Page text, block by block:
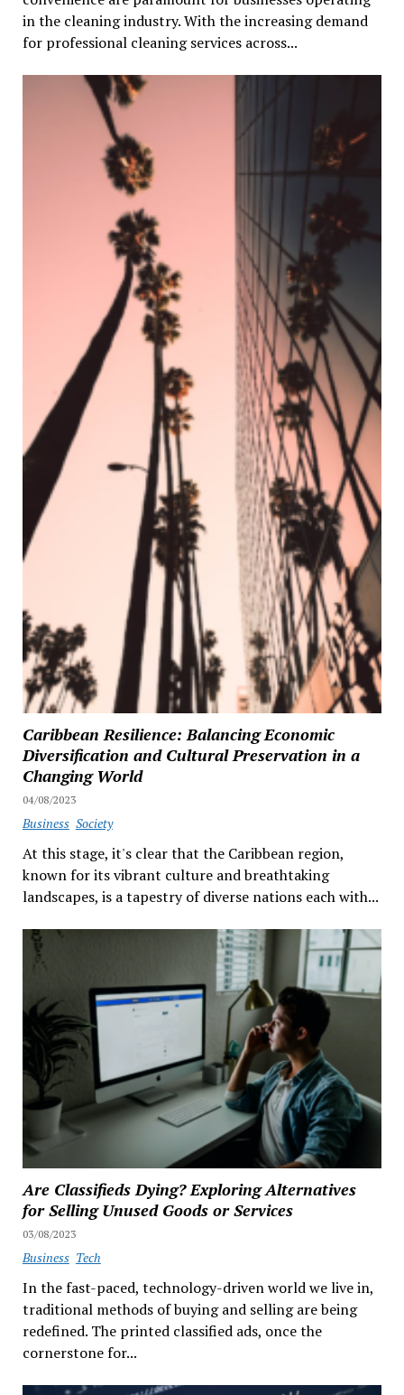
in the cleaning industry. With the increasing demand
for professional cleaning services across...
Caribbean Resilience: Balancing Economic
Diversification and Cultural Preservation in a
Changing World
04/08/2023
Business Society
At this stage, it's clear that the Caribbean region,
known for its vibrant culture and breathtaking
landscapes, is a tapestry of diverse nations each with...
Are Classifieds Dying? Exploring Alternatives
for Selling Unused Goods or Services
03/08/2023
Business Tech
In the fast-paced, technology-driven world we live in,
traditional methods of buying and selling are being
redefined. The printed classified ads, once the
cornerstone for...